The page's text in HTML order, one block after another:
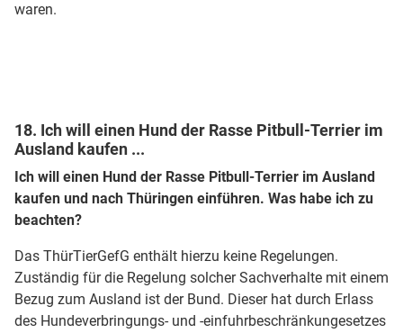
waren.
18. Ich will einen Hund der Rasse Pitbull-Terrier im
Ausland kaufen ...
Ich will einen Hund der Rasse Pitbull-Terrier im Ausland
kaufen und nach Thüringen einführen. Was habe ich zu
beachten?
Das ThürTierGefG enthält hierzu keine Regelungen.
Zuständig für die Regelung solcher Sachverhalte mit einem
Bezug zum Ausland ist der Bund. Dieser hat durch Erlass
des Hundeverbringungs- und -einfuhrbeschränkungesetzes